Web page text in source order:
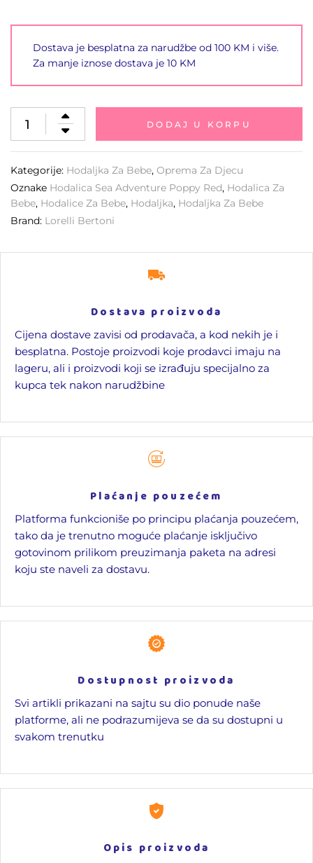
Dostava je besplatna za narudžbe od 100 KM i više.
Za manje iznose dostava je 10 KM
DODAJ U KORPU
Kategorije: Hodaljka Za Bebe​, Oprema Za Djecu
Oznake Hodalica Sea Adventure Poppy Red, Hodalica Za
Bebe, Hodalice Za Bebe, Hodaljka, Hodaljka Za Bebe
Brand: Lorelli Bertoni
Dostava proizvoda
Cijena dostave zavisi od prodavača, a kod nekih je i
besplatna. Postoje proizvodi koje prodavci imaju na
lageru, ali i proizvodi koji se izrađuju specijalno za
kupca tek nakon narudžbine
Plaćanje pouzećem
Platforma funkcioniše po principu plaćanja pouzećem,
tako da je trenutno moguće plaćanje isključivo
gotovinom prilikom preuzimanja paketa na adresi
koju ste naveli za dostavu.
Dostupnost proizvoda
Svi artikli prikazani na sajtu su dio ponude naše
platforme, ali ne podrazumijeva se da su dostupni u
svakom trenutku
Opis proizvoda